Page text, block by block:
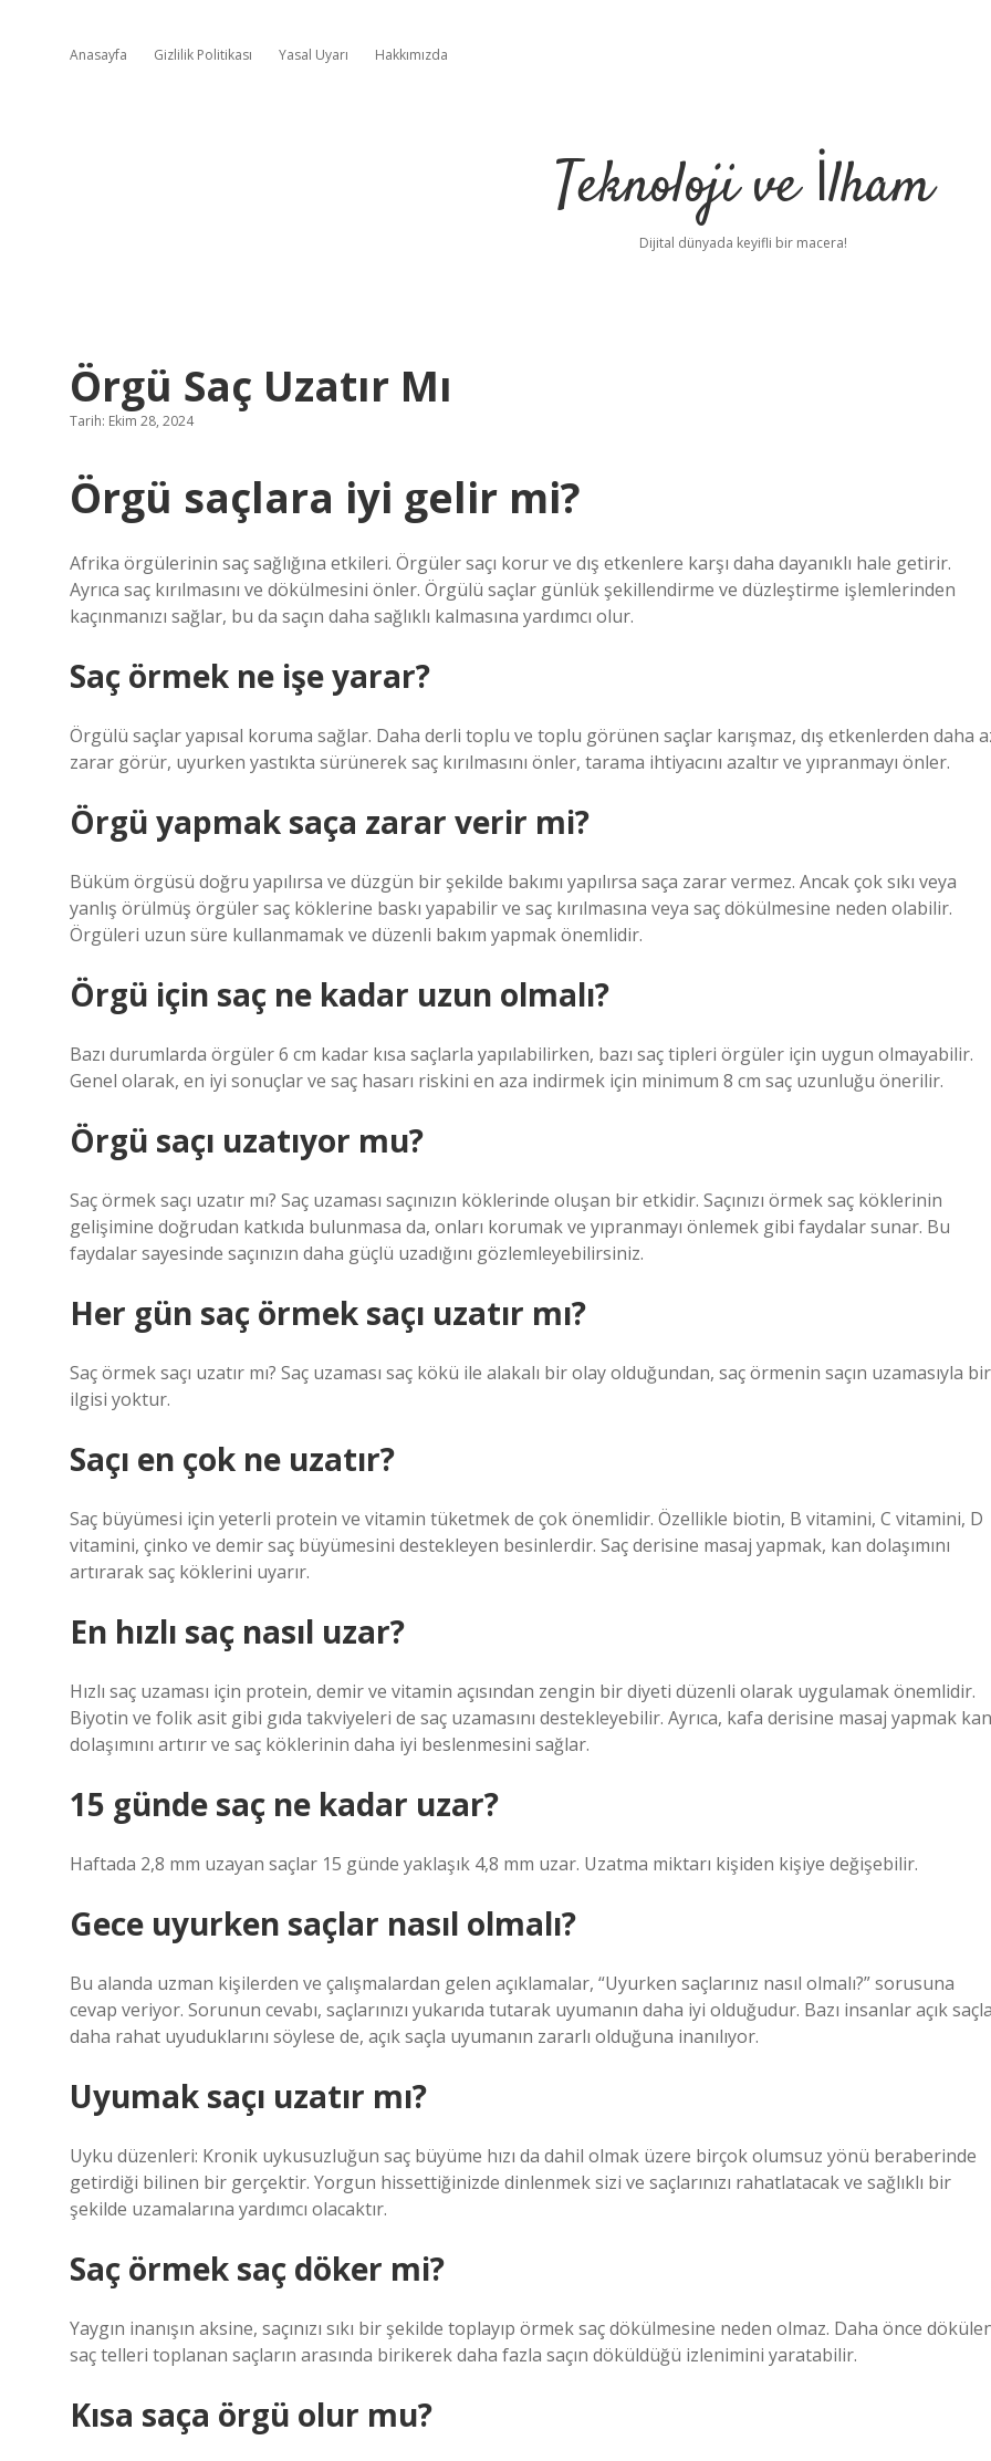
Anasayfa Gizlilik Politikası Yasal Uyarı Hakkımızda
Teknoloji ve İlham
Dijital dünyada keyifli bir macera!
Örgü Saç Uzatır Mı
Tarih: Ekim 28, 2024
Örgü saçlara iyi gelir mi?
Afrika örgülerinin saç sağlığına etkileri. Örgüler saçı korur ve dış etkenlere karşı daha dayanıklı hale getirir.
Ayrıca saç kırılmasını ve dökülmesini önler. Örgülü saçlar günlük şekillendirme ve düzleştirme işlemlerinden
kaçınmanızı sağlar, bu da saçın daha sağlıklı kalmasına yardımcı olur.
Saç örmek ne işe yarar?
Örgülü saçlar yapısal koruma sağlar. Daha derli toplu ve toplu görünen saçlar karışmaz, dış etkenlerden daha
zarar görür, uyurken yastıkta sürünerek saç kırılmasını önler, tarama ihtiyacını azaltır ve yıpranmayı önler.
Örgü yapmak saça zarar verir mi?
Büküm örgüsü doğru yapılırsa ve düzgün bir şekilde bakımı yapılırsa saça zarar vermez. Ancak çok sıkı veya
yanlış örülmüş örgüler saç köklerine baskı yapabilir ve saç kırılmasına veya saç dökülmesine neden olabilir.
Örgüleri uzun süre kullanmamak ve düzenli bakım yapmak önemlidir.
Örgü için saç ne kadar uzun olmalı?
Bazı durumlarda örgüler 6 cm kadar kısa saçlarla yapılabilirken, bazı saç tipleri örgüler için uygun olmayabilir.
Genel olarak, en iyi sonuçlar ve saç hasarı riskini en aza indirmek için minimum 8 cm saç uzunluğu önerilir.
Örgü saçı uzatıyor mu?
Saç örmek saçı uzatır mı? Saç uzaması saçınızın köklerinde oluşan bir etkidir. Saçınızı örmek saç köklerinin
gelişimine doğrudan katkıda bulunmasa da, onları korumak ve yıpranmayı önlemek gibi faydalar sunar. Bu
faydalar sayesinde saçınızın daha güçlü uzadığını gözlemleyebilirsiniz.
Her gün saç örmek saçı uzatır mı?
Saç örmek saçı uzatır mı? Saç uzaması saç kökü ile alakalı bir olay olduğundan, saç örmenin saçın uzamasıyla bir
ilgisi yoktur.
Saçı en çok ne uzatır?
Saç büyümesi için yeterli protein ve vitamin tüketmek de çok önemlidir. Özellikle biotin, B vitamini, C vitamini, D
vitamini, çinko ve demir saç büyümesini destekleyen besinlerdir. Saç derisine masaj yapmak, kan dolaşımını
artırarak saç köklerini uyarır.
En hızlı saç nasıl uzar?
Hızlı saç uzaması için protein, demir ve vitamin açısından zengin bir diyeti düzenli olarak uygulamak önemlidir.
Biyotin ve folik asit gibi gıda takviyeleri de saç uzamasını destekleyebilir. Ayrıca, kafa derisine masaj yapmak kan
dolaşımını artırır ve saç köklerinin daha iyi beslenmesini sağlar.
15 günde saç ne kadar uzar?
Haftada 2,8 mm uzayan saçlar 15 günde yaklaşık 4,8 mm uzar. Uzatma miktarı kişiden kişiye değişebilir.
Gece uyurken saçlar nasıl olmalı?
Bu alanda uzman kişilerden ve çalışmalardan gelen açıklamalar, “Uyurken saçlarınız nasıl olmalı?” sorusuna
cevap veriyor. Sorunun cevabı, saçlarınızı yukarıda tutarak uyumanın daha iyi olduğudur. Bazı insanlar açık
daha rahat uyuduklarını söylese de, açık saçla uyumanın zararlı olduğuna inanılıyor.
Uyumak saçı uzatır mı?
Uyku düzenleri: Kronik uykusuzluğun saç büyüme hızı da dahil olmak üzere birçok olumsuz yönü beraberinde
getirdiği bilinen bir gerçektir. Yorgun hissettiğinizde dinlenmek sizi ve saçlarınızı rahatlatacak ve sağlıklı bir
şekilde uzamalarına yardımcı olacaktır.
Saç örmek saç döker mi?
Yaygın inanışın aksine, saçınızı sıkı bir şekilde toplayıp örmek saç dökülmesine neden olmaz. Daha önce
saç telleri toplanan saçların arasında birikerek daha fazla saçın döküldüğü izlenimini yaratabilir.
Kısa saça örgü olur mu?